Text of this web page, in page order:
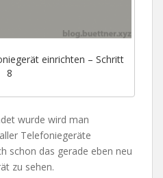
einrichten – Schritt
8
wurde wird man
Telefoniegeräte
schon das gerade eben neu
zu sehen.